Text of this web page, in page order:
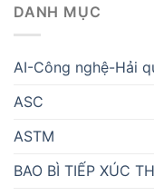
DANH MỤC
AI-Công nghệ-Hải
ASC
ASTM
BAO BÌ TIẾP XÚC